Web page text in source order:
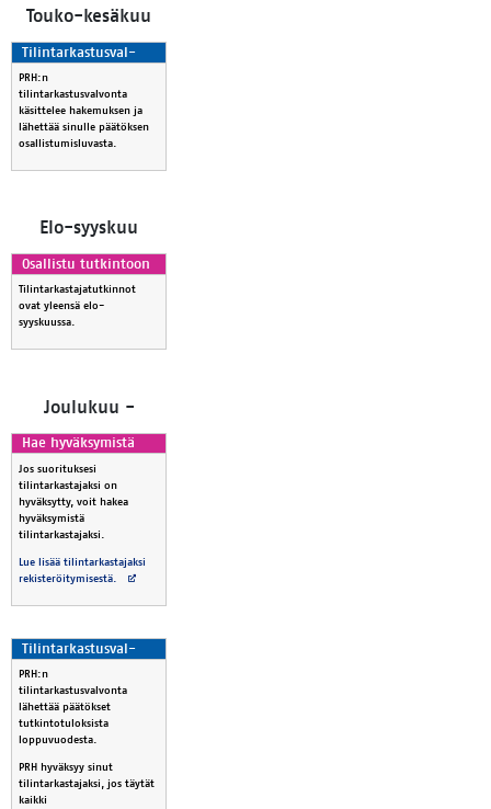
Tou­ko-ke­sä­kuu
Ti­lin­tar­kas­tus­val­
PRH:n
tilintarkastusvalvonta
käsittelee hakemuksen ja
lähettää sinulle päätöksen
osallistumisluvasta.
Elo-syys­kuu
Osal­lis­tu tut­kin­toon
Tilintarkastajatutkinnot
ovat yleensä elo-
syyskuussa.
Jou­lu­kuu -
Hae hy­väk­sy­mis­tä
Jos suorituksesi
tilintarkastajaksi on
hyväksytty, voit hakea
hyväksymistä
tilintarkastajaksi.
Lue lisää tilintarkastajaksi
rekisteröitymisestä.
Avautuu uuteen välilehteen
Ti­lin­tar­kas­tus­val­
PRH:n
tilintarkastusvalvonta
lähettää päätökset
tutkintotuloksista
loppuvuodesta.
PRH hyväksyy sinut
tilintarkastajaksi, jos täytät
kaikki